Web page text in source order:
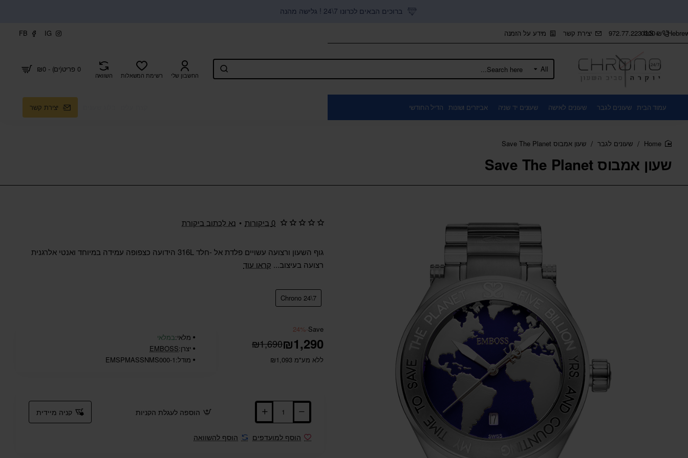
ברוכים הבאים לכרונו 7\24 ! גלישה מהנה
+972.77.2230300 יצירת קשר מידע על הזמנה ₪
ILS
IG
FB
All
Search
here...
החשבון שלי רשימת המשאלות השוואה
0 פריט(ים) - ₪0
עמוד הבית שעונים לגבר שעונים לאישה שעונים יד שניה אביזרים ושונות הדיל החודשי יצירת קשר
שעון אמבוס Save The Planet
שעונים לגבר שעון אמבוס Save The Planet
גוף השעון ורצועה עשויים פלדת אל -חלד 316L הידועה כצפופה עמידה במיוחד ואנטי אלרגנית
רצועה בעיצוב... קראו עוד
Chrono 24\7
0 ביקורות • נא לכתוב ביקורת
Save
-24%
₪1,290
₪1,690
ללא מע"מ ₪1,093
מלאי:במלאי
יצרן:EMBOSS
מודל:EMSPMASSNMS000-1
הוספה לעגלת הקניות קניה מיידית
הוסף למועדפים הוסף להשוואה